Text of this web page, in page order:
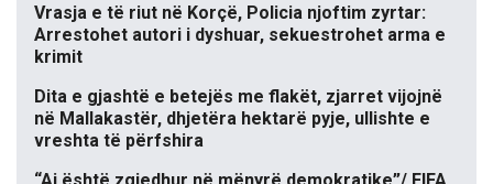
Vrasja e të riut në Korçë, Policia njoftim zyrtar:
Arrestohet autori i dyshuar, sekuestrohet arma e
krimit
Dita e gjashtë e betejës me flakët, zjarret vijojnë
në Mallakastër, dhjetëra hektarë pyje, ullishte e
vreshta të përfshira